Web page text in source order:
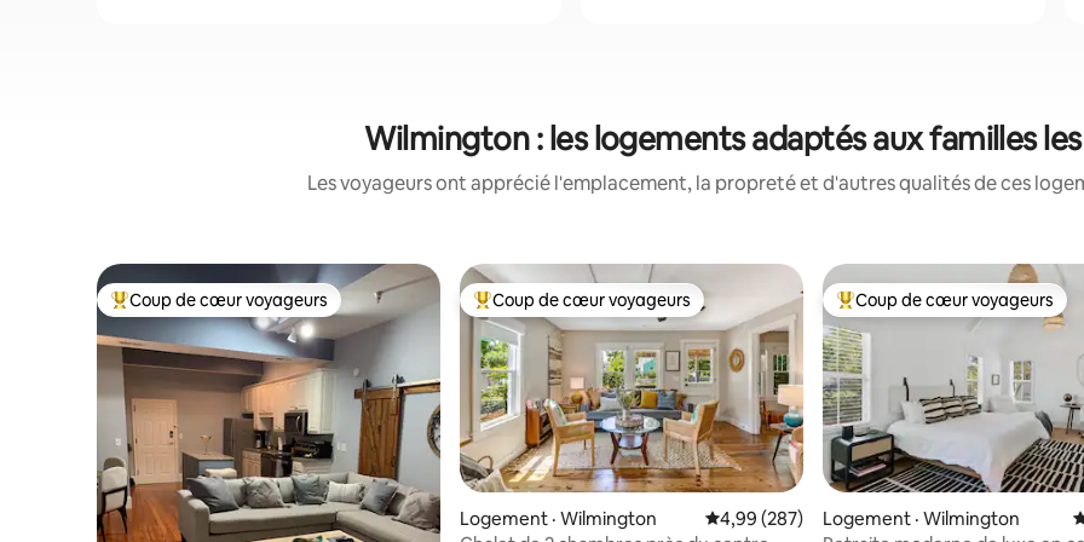
Wilmington : les logements adaptés aux familles
Les voyageurs ont apprécié l'emplacement, la propreté et d'autres qualités de ces
Coup de cœur voyageurs parmi les plus aimés
Coup de cœur voyageurs Coup de cœur voyageurs parmi les plus aimés
Coup de cœur voyageurs
Logement · Wilmington Note moyenne de 4,99 sur 5, 287
4,99 (287)
Coup de cœur voyageurs
Coup de cœur voyageurs
Logement · Wilmington